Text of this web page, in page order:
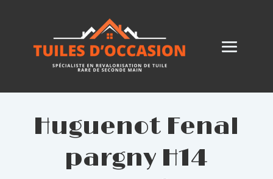
Huguenot Fenal
pargny H14